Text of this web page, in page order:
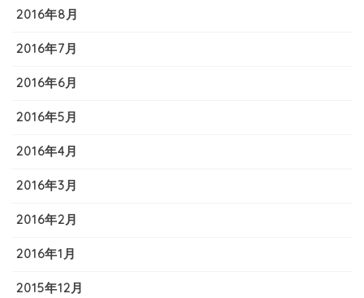
2016年8月
2016年7月
2016年6月
2016年5月
2016年4月
2016年3月
2016年2月
2016年1月
2015年12月